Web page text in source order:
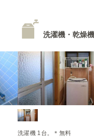
洗濯機・乾燥機